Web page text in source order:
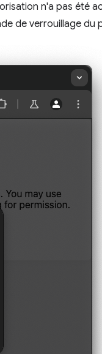
n'a pas été
de verrouillage du